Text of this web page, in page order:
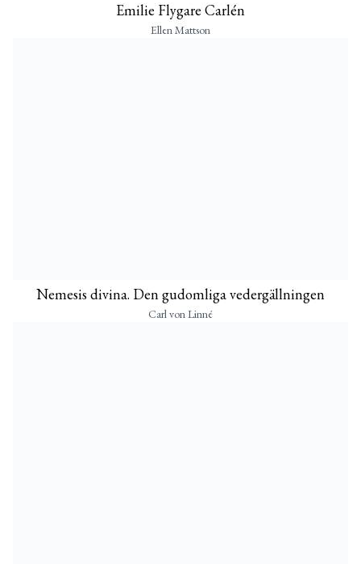
Emilie Flygare Carlén
Ellen Mattson
Nemesis divina. Den gudomliga vedergällningen
Carl von Linné